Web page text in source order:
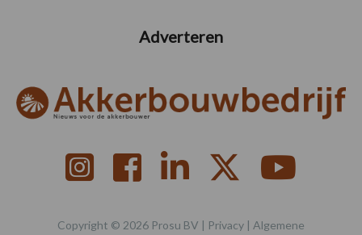
Adverteren
Copyright © 2026 Prosu BV | Privacy | Algemene